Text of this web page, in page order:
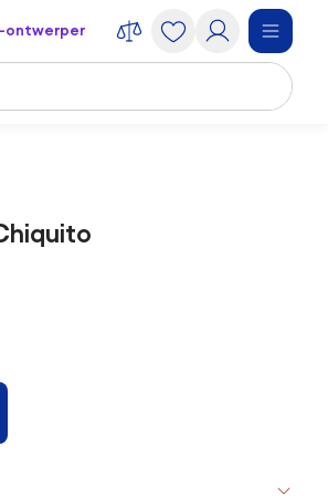
ontwerper